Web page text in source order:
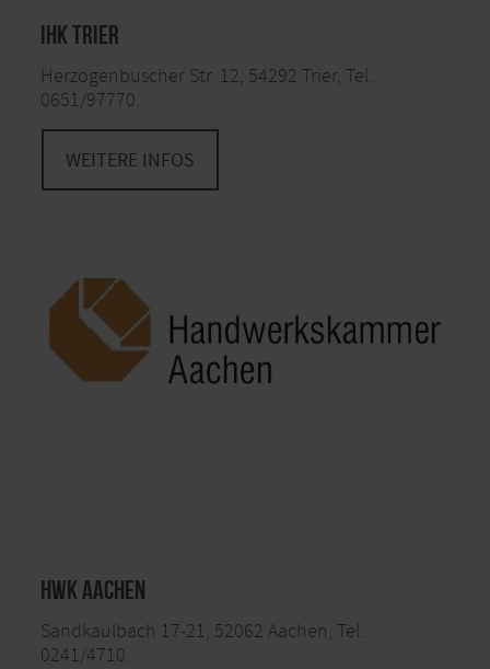
IHK Trier
Herzogenbuscher Str. 12, 54292 Trier, Tel.
0651/97770.
WEITERE INFOS
HWK Aachen
Sandkaulbach 17-21, 52062 Aachen, Tel.
0241/4710.